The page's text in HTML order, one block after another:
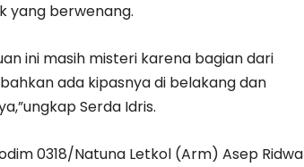
yang berwenang.
ini masih misteri karena bagian dari
ada kipasnya di belakang dan
Serda Idris.
0318/Natuna Letkol (Arm) Asep